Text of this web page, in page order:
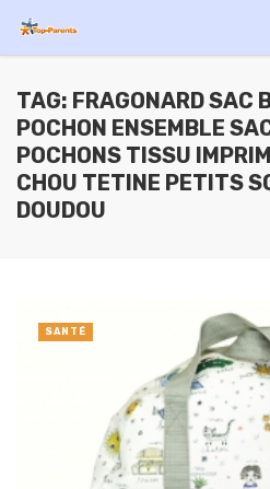
TAG: FRAGONARD SAC
POCHON ENSEMBLE
POCHONS TISSU
CHOU TETINE PETITS
DOUDOU
SANTÉ